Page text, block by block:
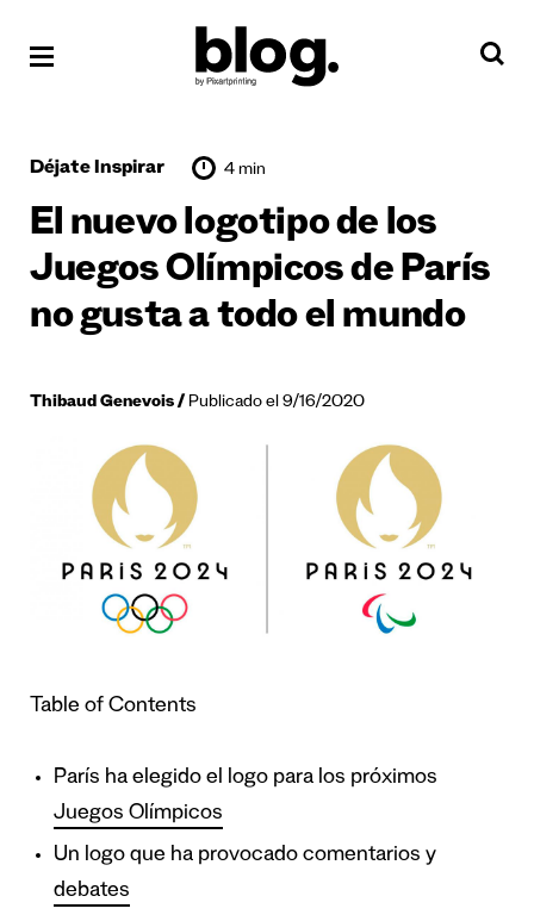
Déjate Inspirar 4 min
El nuevo logotipo de los
Juegos Olímpicos de París
no gusta a todo el mundo
Thibaud Genevois Publicado el 9/16/2020
Table of Contents
París ha elegido el logo para los próximos
Juegos Olímpicos
Un logo que ha provocado comentarios y
debates